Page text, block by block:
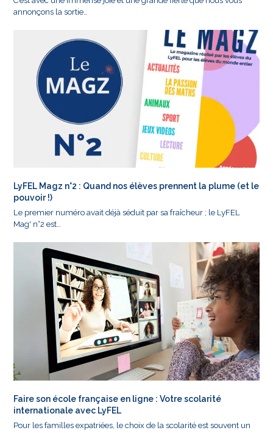
annonçons la sortie…
LyFEL Magz n°2 : Quand nos élèves prennent la plume (et le
pouvoir !)
Le premier numéro avait déjà séduit par sa fraîcheur ; le LyFEL
Mag' n°2 est…
Faire son école française en ligne : Votre scolarité
internationale avec LyFEL
Pour les familles expatriées, le choix de la scolarité est souvent un